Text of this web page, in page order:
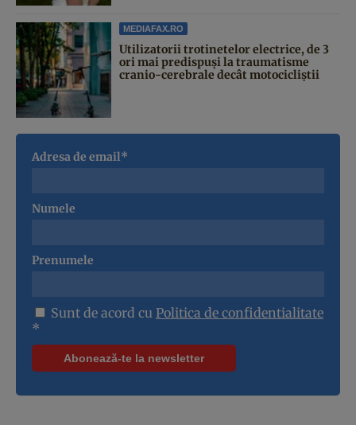
MEDIAFAX.RO
Utilizatorii trotinetelor electrice, de 3
ori mai predispuși la traumatisme
cranio-cerebrale decât motocicliștii
Adresa de email*
Numele
Prenumele
Sunt de acord cu Politica de confidentialitate
*